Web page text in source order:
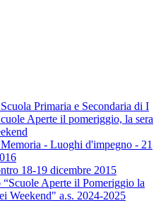
Primaria e Secondaria di I
Aperte il pomeriggio, la sera
- Luoghi d'impegno - 21
18-19 dicembre 2015
“Scuole Aperte il Pomeriggio la
Weekend" a.s. 2024-2025